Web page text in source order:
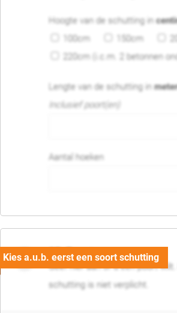
Hoogte van de schutting in
100cm
150cm
220cm (i.c.m. 2 betonnen
Lengte van de schutting in
Inclusief poort(en)
Aantal hoeken
05. Poort
Geef hier aan of u een poort
schutting is niet verplicht.